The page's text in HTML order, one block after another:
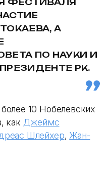
А
ПО НАУКИ И
РК.
10 Нобелевских
как Джеймс
Шлейхер, Жан-